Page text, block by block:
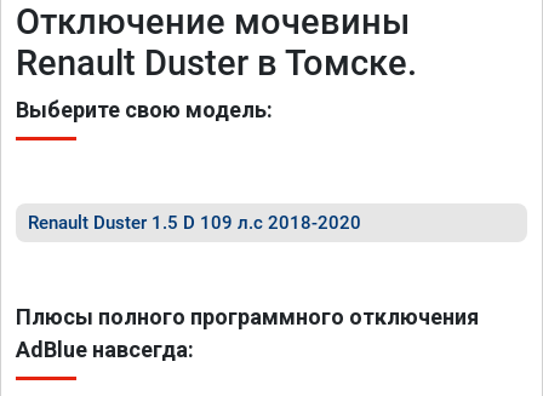
Отключение мочевины
Renault Duster в Томске.
Выберите свою модель:
Renault Duster 1.5 D 109 л.с 2018-2020
Плюсы полного программного отключения
AdBlue навсегда: